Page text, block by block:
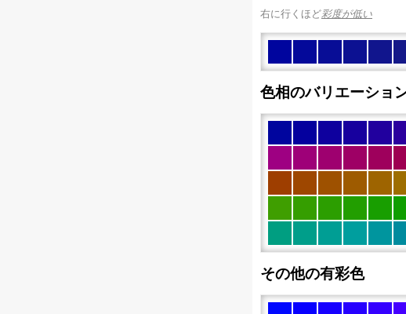
右に行くほど彩度が低い
色相のバリエーショ
その他の有彩色